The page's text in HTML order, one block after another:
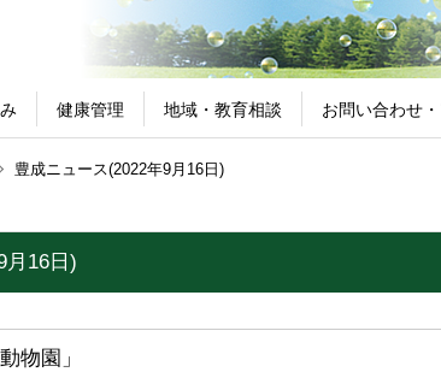
健康管理 地域・教育相談 お問い合わせ
豊成ニュース(2022年9月16日)
月16日)
物園」